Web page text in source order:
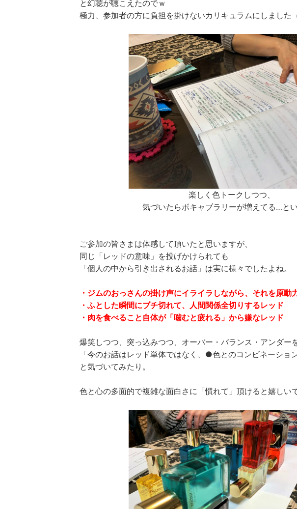
と幻聴が聴こえたのでｗ
極力、参加者の方に負担を掛けないカリキュラムにしました（
楽しく色トークしつつ、
気づいたらボキャブラリーが増えてる…と
ご参加の皆さまは体感して頂いたと思いますが、
同じ「レッドの意味」を投げかけられても
「個人の中から引き出されるお話」は実に様々でしたよね。
・ジムのおっさんの掛け声にイライラしながら、それを原動
・ふとした瞬間にブチ切れて、人間関係全切りするレッド
・肉を食べること自体が「噛むと疲れる」から嫌なレッド
爆笑しつつ、突っ込みつつ、オーバー・バランス・アンダー
「今のお話はレッド単体ではなく、●色とのコンビネーショ
と気づいてみたり。
色と心の多面的で複雑な面白さに「慣れて」頂けると嬉しい